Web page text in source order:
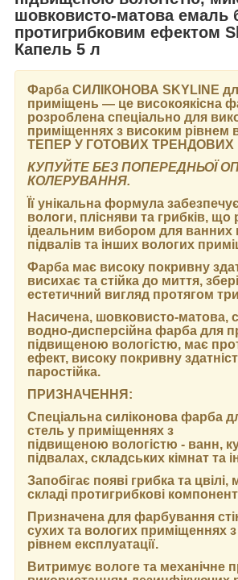
шовковисто-матова емаль
протигрибковим ефектом
Капель 5 л
Фарба СИЛІКОНОВА SKYLINE
приміщень — це високоякісна
розроблена спеціально для
приміщеннях з високим рівнем
ТЕПЕР У ГОТОВИХ ТРЕНДОВИХ
КУПУЙТЕ БЕЗ ПОПЕРЕДНЬОЇ
КОЛЕРУВАННЯ.
Її унікальна формула
вологи, плісняви та грибків, що
ідеальним вибором для ванних
підвалів та інших вологих
Фарба має високу покривну
висихає та стійка до миття,
естетичний вигляд протягом
Насичена, шовковисто-матова,
водно-дисперсійна фарба для
підвищеною вологістю, має
ефект, високу покривну
паростійка.
ПРИЗНАЧЕННЯ:
Спеціальна силіконова фарба
стель у приміщеннях з
підвищеною вологістю - ванн,
підвалах, складських кімнат та
Запобігає появі грибка та цвілі,
складі протигрибкові
Призначена для фарбування
сухих та вологих приміщеннях
рівнем експлуатації.
Витримує вологе та механічне